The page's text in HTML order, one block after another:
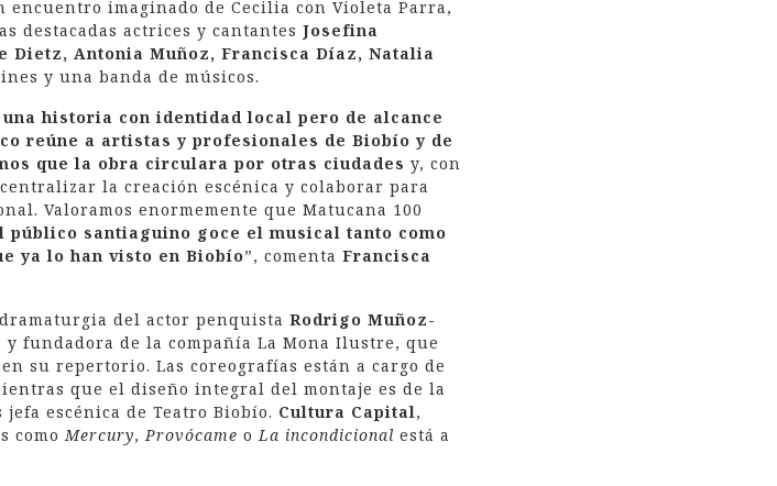
encuentro imaginado de Cecilia con Violeta Parra,
destacadas actrices y cantantes Josefina
Dietz, Antonia Muñoz, Francisca Díaz, Natalia
y una banda de músicos.
una historia con identidad local pero de alcance
reúne a artistas y profesionales de Biobío y de
que la obra circulara por otras ciudades y, con
la creación escénica y colaborar para
Valoramos enormemente que Matucana 100
público santiaguino goce el musical tanto como
ya lo han visto en Biobío”, comenta Francisca
del actor penquista Rodrigo Muñoz-
y fundadora de la compañía La Mona Ilustre, que
en su repertorio. Las coreografías están a cargo de
que el diseño integral del montaje es de la
escénica de Teatro Biobío. Cultura Capital,
comoMercury,Provócame oLa incondicional está a